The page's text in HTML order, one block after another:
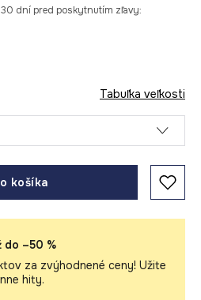
dní pred poskytnutím zľavy:
Tabuľka veľkosti
košíka
do –50 %
za zvýhodnené ceny! Užite
hity.